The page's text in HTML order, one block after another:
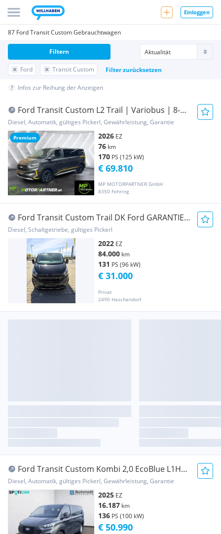
Einloggen
87 Ford Transit Custom Gebrauchtwagen
Ford Transit Custom Filter zurücksetzen
Filtern
Infos zur Reihung der Anzeigen
Premium
Ford Transit Custom L2 Trail | Variobus | 8-
Sitze | ...
Diesel, Automatik, gültiges Pickerl, Gewährleistung, Garantie
2026 EZ
76 km
170 PS (125 kW)
MP MOTORPARTNER GmbH
8350 Fehring
€ 69.810
Ford Transit Custom Trail DK Ford GARANTIE -
2029
Diesel, Schaltgetriebe, gültiges Pickerl
2022 EZ
84.000 km
131 PS (96 kW)
Privat
2490 Haschendorf
€ 31.000
Ford Transit Custom Kombi 2,0 EcoBlue L1H1
320 FWD T...
Diesel, Automatik, gültiges Pickerl, Gewährleistung, Garantie
2025 EZ
16.187 km
136 PS (100 kW)
€ 50.990